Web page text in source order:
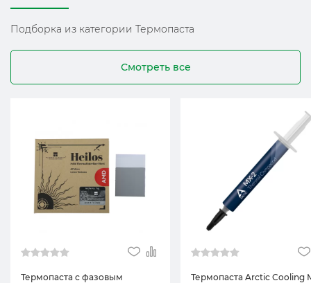
Подборка из категории Термопаста
Смотреть все
Термопаста с фазовым
Термопаста Arctic Cooling